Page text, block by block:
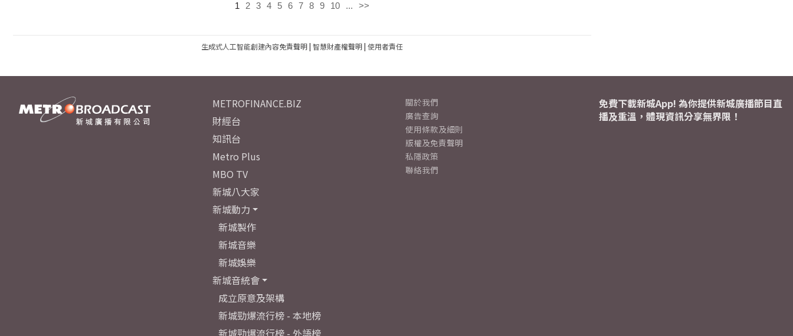
1 2 3 4 5 6 7 8 9 10 ... >>
生成式人工智能創建內容免責聲明| 智慧財產權聲明| 使用者責任
METROFINANCE.BIZ
財經台
知訊台
Metro Plus
MBO TV
新城八大家
新城動力
新城製作
新城音樂
新城娛樂
新城音統會
成立原意及架構
新城勁爆流行榜 - 本地榜
新城勁爆流行榜 - 外語榜
關於我們
廣告查詢
使用條款及細則
版權及免責聲明
私隱政策
聯絡我們
免費下載新城App! 為你提供新城廣播節目直
播及重溫，體現資訊分享無界限！